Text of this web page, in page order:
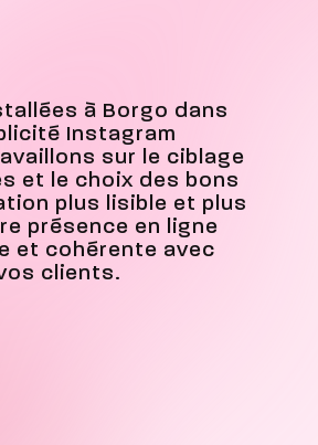
à Borgo dans
Instagram
sur le ciblage
et le choix des bons
plus lisible et plus
présence en ligne
et cohérente avec
clients.